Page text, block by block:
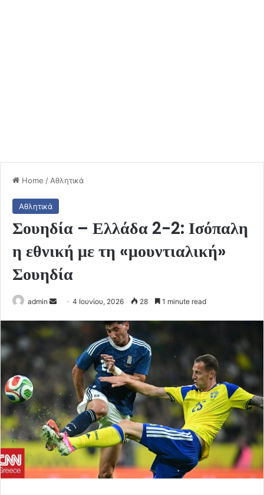
Home / Αθλητικά
Αθλητικά
Σουηδία – Ελλάδα 2-2: Ισόπαλη
η εθνική με τη «μουντιαλική»
Σουηδία
admin
Send
email
4 Ιουνίου, 2026 28 1 minute read